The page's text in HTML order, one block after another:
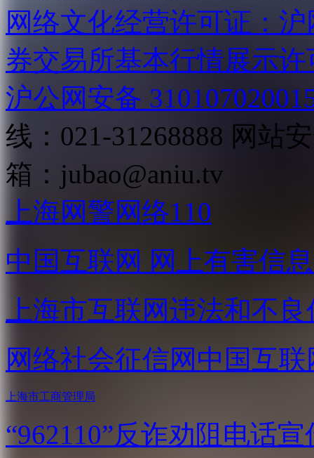
网络文化经营许可证：
券交易所基本行情展示许
沪公网安备
线：021-31268888 网站
箱： jubao@aniu.tv
上海网警网络110
中国互联网 网上有害信
上海市互联网违法和不
网络社会征信网 中国互
上海市工商管理局
“962110”反诈劝阻电话宣